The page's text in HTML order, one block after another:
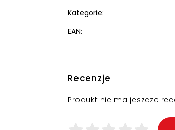
Kategorie:
EAN:
Recenzje
Produkt nie ma jeszcze